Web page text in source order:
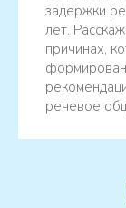
задержки
лет.
причинах,
речевое